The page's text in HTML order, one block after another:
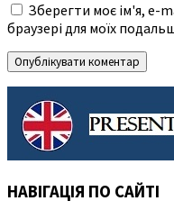
Зберегти моє ім'я, e-
браузері для моїх
НАВІГАЦІЯ ПО САЙТІ